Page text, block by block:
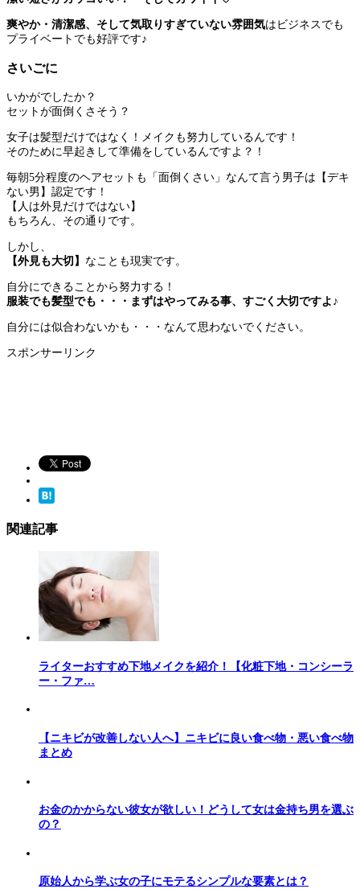
爽やか・清潔感、そして気取りすぎていない雰囲気はビジネスでも
プライベートでも好評です♪
さいごに
いかがでしたか？
セットが面倒くさそう？
女子は髪型だけではなく！メイクも努力しているんです！
そのために早起きして準備をしているんですよ？！
毎朝5分程度のヘアセットも「面倒くさい」なんて言う男子は【デキ
ない男】認定です！
【人は外見だけではない】
もちろん、その通りです。
しかし、
【外見も大切】 なことも現実です。
自分にできることから努力する！
服装でも髪型でも・・・まずはやってみる事、すごく大切ですよ♪
自分には似合わないかも・・・なんて思わないでください。
スポンサーリンク
関連記事
ライターおすすめ下地メイクを紹介！【化粧下地・コンシーラ
ー・ファ…
【ニキビが改善しない人へ】ニキビに良い食べ物・悪い食べ物
まとめ
お金のかからない彼女が欲しい！どうして女は金持ち男を選ぶ
の？
原始人から学ぶ女の子にモテるシンプルな要素とは？